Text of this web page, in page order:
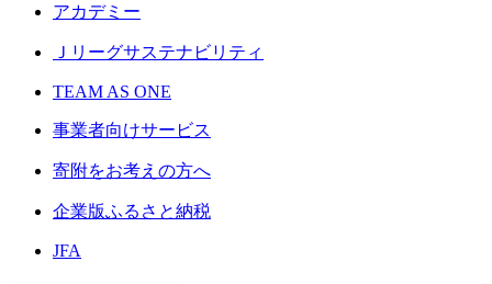
アカデミー
Ｊリーグサステナビリティ
TEAM AS ONE
事業者向けサービス
寄附をお考えの方へ
企業版ふるさと納税
JFA